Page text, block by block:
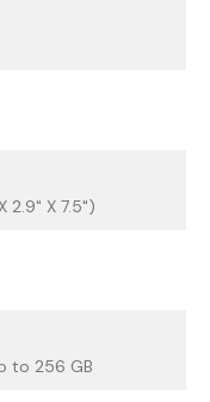
2.9" X 7.5")
to 256 GB